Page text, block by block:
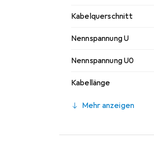
Kabelquerschnitt
Nennspannung U
Nennspannung U0
Kabellänge
Mehr anzeigen